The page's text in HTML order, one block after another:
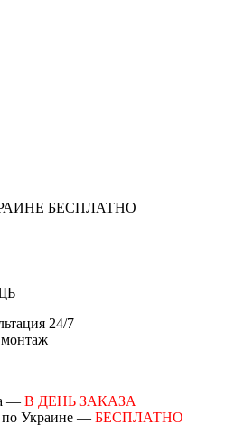
БЕСПЛАТНО
24/7
— В ДЕНЬ ЗАКАЗА
по Украине — БЕСПЛАТНО